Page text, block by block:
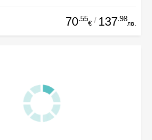
70.55
€ / 137.98
лв.